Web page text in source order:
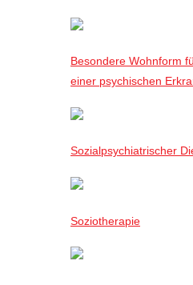
Besondere Wohnform
einer psychischen
Sozialpsychiatrischer
Soziotherapie